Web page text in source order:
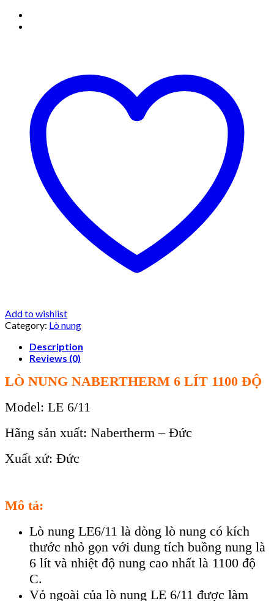
Add to wishlist
Category: Lò nung
Description
Reviews (0)
LÒ NUNG NABERTHERM 6 LÍT 1100 ĐỘ
Model: LE 6/11
Hãng sản xuất: Nabertherm – Đức
Xuất xứ: Đức
Mô tả:
Lò nung LE6/11 là dòng lò nung có kích
thước nhỏ gọn với dung tích buồng nung là
6 lít và nhiệt độ nung cao nhất là 1100 độ
C.
Vỏ ngoài của lò nung LE 6/11 được làm